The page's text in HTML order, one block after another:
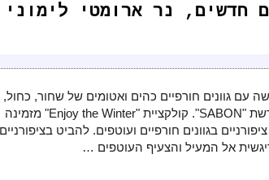
חדשים, נר ארומטי
עם גוונים חורפיים כהים ואטומים של שחור, כחול,
וניוד – מציעה לנו רשת "SABON". קולקציית "Enjoy the Winter" מזמינה
בגוונים חורפיים ועוטפים. להביט בציפורניים
אל המעיל והצעיף העוטפים …